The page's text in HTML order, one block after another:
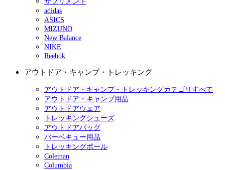
adidas
ASICS
MIZUNO
New Balance
NIKE
Reebok
アウトドア・キャンプ・トレッキング
アウトドア・キャンプ・トレッキングカテゴリすべて
アウトドア・キャンプ用品
アウトドアウェア
トレッキングシューズ
アウトドアバッグ
バーベキュー用品
トレッキングポール
Coleman
Columbia